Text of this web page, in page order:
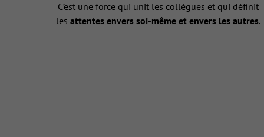
C’est une force qui unit les collègues et qui définit
les attentes envers soi-même et envers les autres.